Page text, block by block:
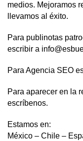
medios. Mejoramos
llevamos al éxito.
Para publinotas
escribir a
Para Agencia SEO
Para aparecer en la
escríbenos.
Estamos en:
México – Chile –